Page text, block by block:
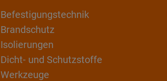
Befestigungstechnik
Brandschutz
Isolierungen
Dicht- und Schutzstoffe
Werkzeuge